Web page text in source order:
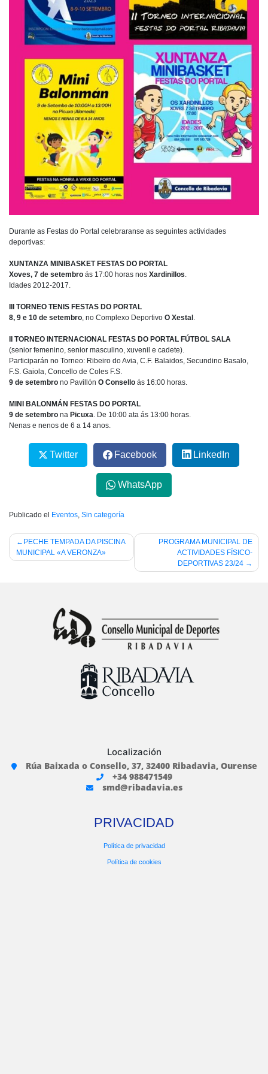
Durante as Festas do Portal celebraranse as seguintes actividades
deportivas:
XUNTANZA MINIBASKET FESTAS DO PORTAL
Xoves, 7 de setembro ás 17:00 horas nos Xardinillos
Idades 2012-2017.
III TORNEO TENIS FESTAS DO PORTAL
8, 9 e 10 de setembro , no Complexo Deportivo O Xestal
II TORNEO INTERNACIONAL FESTAS DO PORTAL FÚTBOL SALA
(senior femenino, senior masculino, xuvenil e cadete).
Participarán no Torneo: Ribeiro do Avia, C.F. Balaidos, Secundino Basalo,
F.S. Gaiola, Concello de Coles F.S.
9 de setembro no Pavillón O Consello ás 16:00 horas.
MINI BALONMÁN FESTAS DO PORTAL
9 de setembro na Picuxa . De 10:00 ata ás 13:00 horas.
Nenas e nenos de 6 a 14 anos.
Twitter Facebook LinkedIn
WhatsApp
Publicado el Eventos, Sin categoría
Navegación
de
PECHE TEMPADA DA PISCINA
MUNICIPAL «A VERONZA»
PROGRAMA MUNICIPAL DE
ACTIVIDADES FÍSICO-
DEPORTIVAS 23/24
Localización
Rúa Baixada o Consello, 37, 32400 Ribadavia, Ourense
+34 988471549
smd@ribadavia.es
PRIVACIDAD
Política de privacidad
Política de cookies